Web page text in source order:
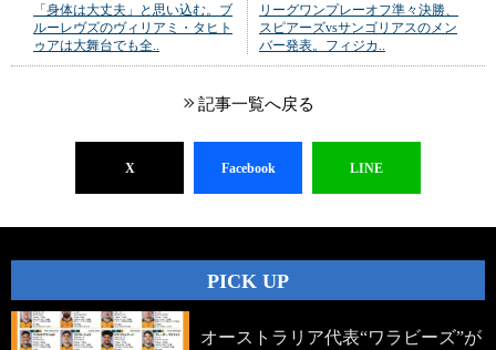
「身体は大丈夫」と思い込む。ブ
ルーレヴズのヴィリアミ・タヒト
ゥアは大舞台でも全..
リーグワンプレーオフ準々決勝、
スピアーズvsサンゴリアスのメン
バー発表。フィジカ..
記事一覧へ戻る
X Facebook LINE
PICK UP
オーストラリア代表“ワラビーズ”が